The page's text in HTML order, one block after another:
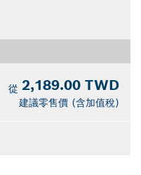
從 2,189.00 TWD
建議零售價 (含加值稅)